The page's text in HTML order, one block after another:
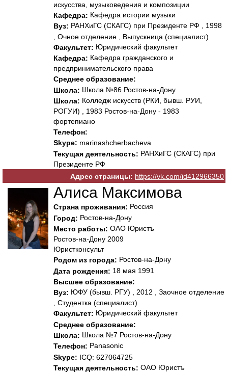
искусства, музыковедения и композиции
Кафедра: Кафедра истории музыки
Вуз: РАНХиГС (СКАГС) при Президенте РФ , 1998
, Очное отделение , Выпускница (специалист)
Факультет: Юридический факультет
Кафедра: Кафедра гражданского и
предпринимательского права
Среднее образование:
Школа: Школа №86 Ростов-на-Дону
Школа: Колледж искусств (РКИ, бывш. РУИ,
РОГУИ) , 1983 Ростов-на-Дону - 1983
фортепиано
Телефон:
Skype: marinashcherbacheva
Текущая деятельность: РАНХиГС (СКАГС) при
Президенте РФ
Адрес страницы: https://vk.com/id412966350
Алиса Максимова
Страна проживания: Россия
Город: Ростов-на-Дону
Место работы: ОАО Юристъ
Ростов-на-Дону 2009
Юристконсульт
Родом из города: Ростов-на-Дону
Дата рождения: 18 мая 1991
Высшее образование:
Вуз: ЮФУ (бывш. РГУ) , 2012 , Заочное отделение
, Студентка (специалист)
Факультет: Юридический факультет
Среднее образование:
Школа: Школа №7 Ростов-на-Дону
Телефон: Panasonic
Skype: ICQ: 627064725
Текущая деятельность: ОАО Юристъ